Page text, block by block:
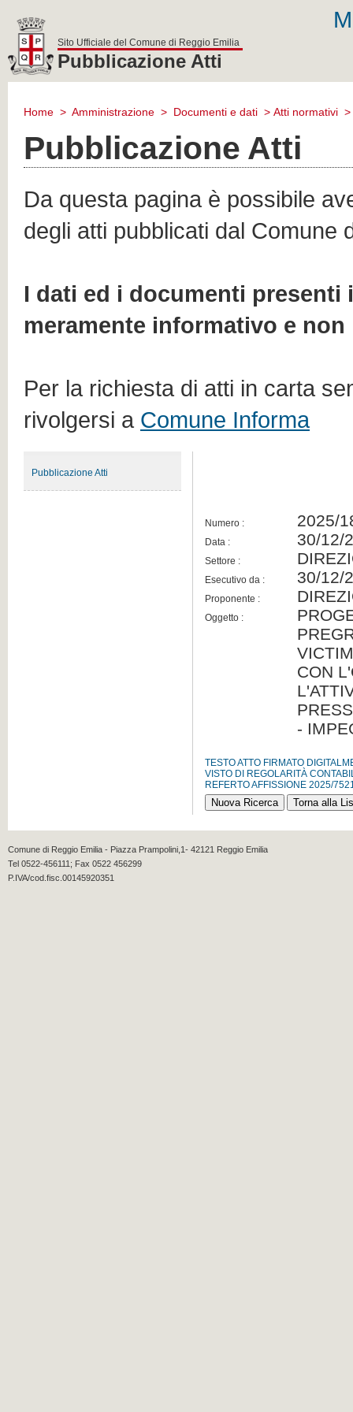
reggio
Sito Ufficiale del Comune di Reggio Emilia
Pubblicazione Atti
Home > Amministrazione > Documenti e dati > Atti normativi >
Pubblicazione Atti
Da questa pagina è possibile
degli atti pubblicati dal Comune
I dati ed i documenti presenti
meramente informativo e
Per la richiesta di atti in carta
rivolgersi a Comune Informa
Numero : 2025/
Data : 30/12/
Settore :
Esecutivo da : 30/12/
Proponente :
Oggetto :
CON
-
TESTO ATTO FIRMATO
VISTO DI REGOLARITÀ
REFERTO AFFISSIONE 2025/
Pubblicazione Atti
Comune di Reggio Emilia - Piazza Prampolini,1- 42121 Reggio Emilia
Tel 0522-456111; Fax 0522 456299
P.IVA/cod.fisc.00145920351